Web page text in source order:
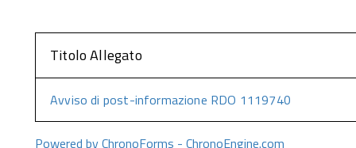
Titolo Allegato
Avviso di post-informazione RDO 1119740
Powered by ChronoForms - ChronoEngine.com